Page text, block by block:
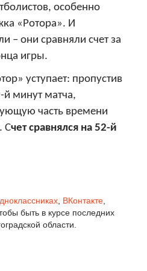
особенно
«Ротора». И
– они сравняли счет за
игры.
уступает: пропустив
й минут матча,
часть времени
Счет сравнялся на 52-й
, ВКонтакте,
быть в курсе последних
области.